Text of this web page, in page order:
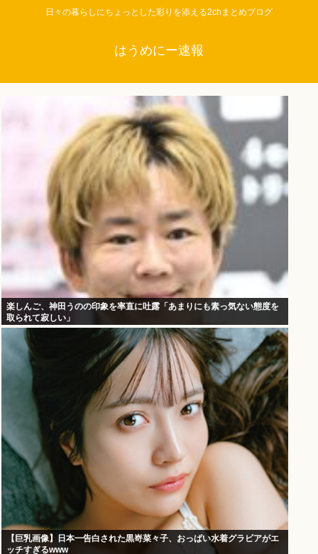
日々の暮らしにちょっとした彩りを添える2chまとめブログ
はうめにー速報
楽しんご、神田うのの印象を率直に吐露「あまりにも素っ気ない態度を
取られて寂しい」
【巨乳画像】日本一告白された黒嵜菜々子、おっぱい水着グラビアがエ
ッチすぎるwww